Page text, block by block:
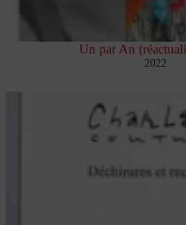
Un par An
2022